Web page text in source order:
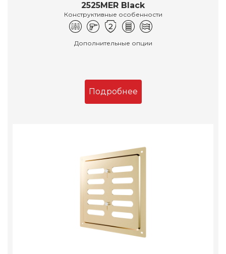
2525MER Black
Конструктивные особенности
Дополнительные опции
Подробнее